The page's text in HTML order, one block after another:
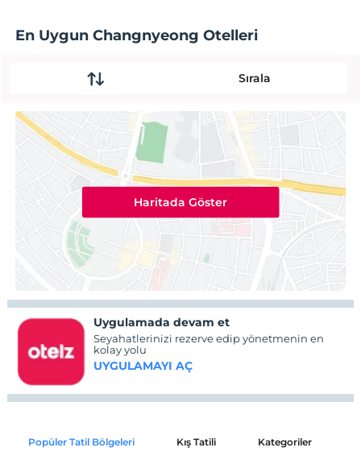
En Uygun Changnyeong Otelleri
Sırala
Haritada Göster
Uygulamada devam et
Seyahatlerinizi rezerve edip yönetmenin en
kolay yolu
UYGULAMAYI AÇ
Popüler Tatil Bölgeleri Kış Tatili Kategoriler